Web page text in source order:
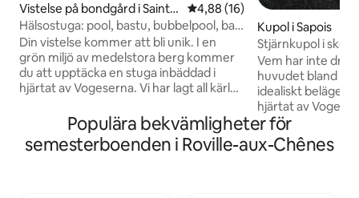
Vistelse på bondgård i Saint-
Rémy
4,88 av 5 i genomsnittligt
4,88 (16)
Hälsostuga: pool, bastu, bubbelpool, bar,
kota
Din vistelse kommer att bli unik. I en
grön miljö av medelstora berg kommer
du att upptäcka en stuga inbäddad i
hjärtat av Vogeserna. Vi har lagt all kärlek
som kombinerar avskildhet och
exklusiva bekvämligheter: uppvärmd
inomhuspool, bastu, balneoterapi, kota
Kupol i Sapois
Stjärnkupol i
i Gérardmer
Vem har inte
huvudet bland
idealiskt belägen
hjärtat av
alla grannar, för
på en träterrass,
hjärtat av
Populära bekvämligheter för
semesterboenden i Roville-aux-Chênes